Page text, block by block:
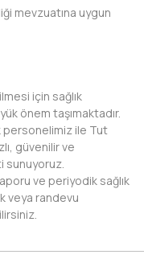
mevzuatına uygun
için sağlık
önem taşımaktadır.
personelimiz ile Tut
güvenilir ve
sunuyoruz.
ve periyodik sağlık
veya randevu